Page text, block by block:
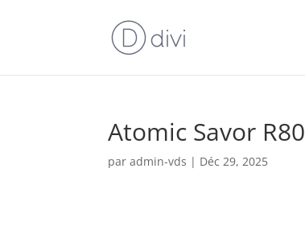
Atomic Savor R80
paradmin-vds | Déc 29, 2025